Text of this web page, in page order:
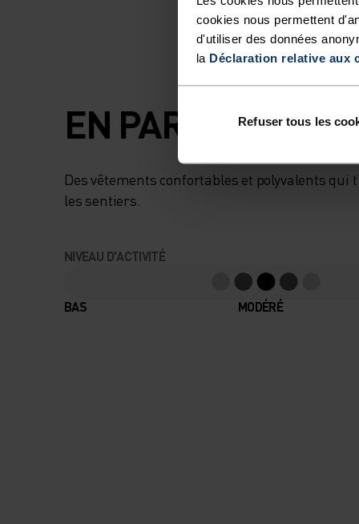
cookies nous permettent
d'utiliser des données
la Déclaration relative aux
Refuser tous les
EN PARFAITE
Des vêtements confortables et polyvalents
les sentiers.
NIVEAU D'ACTIVITÉ
BAS MODÉRÉ